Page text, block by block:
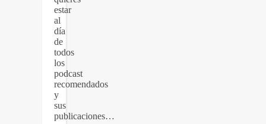
estar
al
día
de
todos
los
podcast
recomendados
y
sus
publicaciones…